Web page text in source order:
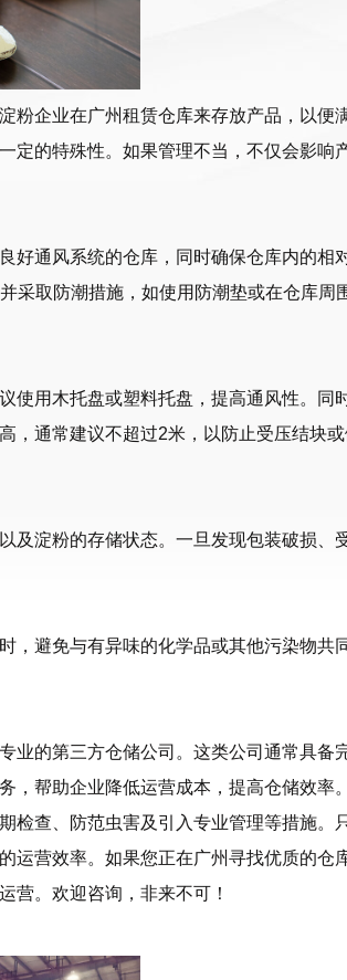
粉企业在广州租赁仓库来存放产品，以便
定的特殊性。如果管理不当，不仅会影响
好通风系统的仓库，同时确保仓库内的相
采取防潮措施，如使用防潮垫或在仓库周
使用木托盘或塑料托盘，提高通风性。同
，通常建议不超过2米，以防止受压结块
及淀粉的存储状态。一旦发现包装破损、
，避免与有异味的化学品或其他污染物共
业的第三方仓储公司。这类公司通常具备
，帮助企业降低运营成本，提高仓储效率。
检查、防范虫害及引入专业管理等措施。
运营效率。如果您正在广州寻找优质的仓
营。欢迎咨询，非来不可！